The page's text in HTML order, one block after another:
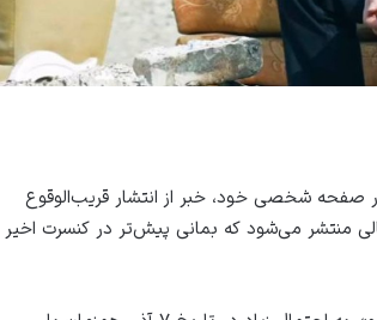
در صفحه شخصی خود، خبر از انتشار قریب‌الوقوع
منتشر می‌شود که بمانی پیش‌تر در کنسرت اخیر